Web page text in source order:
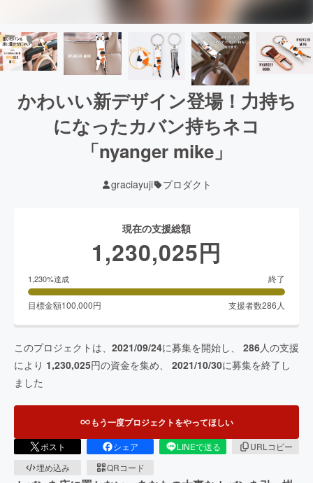
かわいい新デザイン登場！力持ち
になったカバン持ちネコ
「nyanger mike」
graciayuji プロダクト
現在の支援総額
1,230,025円
1,230%達成 終了
目標金額100,000円 支援者数286 人
このプロジェクトは、 2021/09/24に募集を開始し、 286人の支援
により 1,230,025円の資金を集め、 2021/10/30に募集を終了し
ました
もう一度プロジェクトをやってほしい
ポスト シェア LINEで送る
URLコピー
埋め込み
QRコード